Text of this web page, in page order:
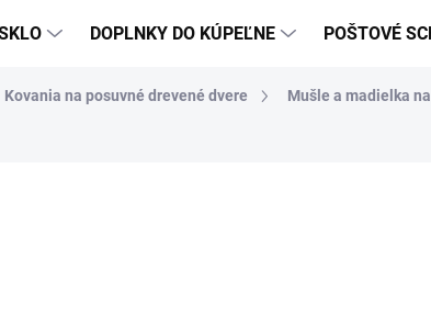
DOPLNKY DO KÚPEĽNE POŠTOVÉ
Kovania na posuvné drevené dvere
Mušle a madielka